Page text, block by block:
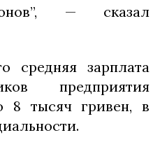
— сказал
средняя зарплата
предприятия
8 тысяч гривен, в